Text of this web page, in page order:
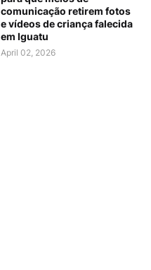
comunicação retirem fotos
e vídeos de criança falecida
em Iguatu
April 02, 2026